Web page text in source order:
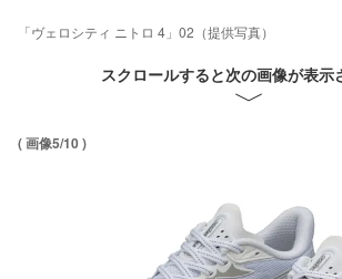
「ヴェロシティ ニトロ 4」02（提供写真）
スクロールすると次の画像が表示
( 画像5/10 )